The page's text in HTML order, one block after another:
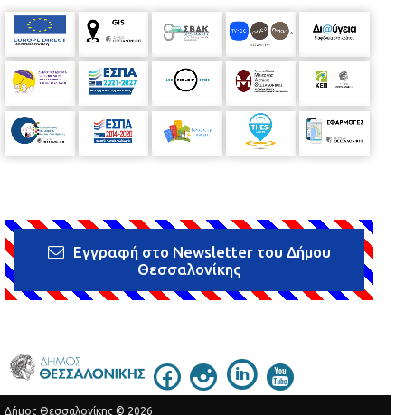
Εγγραφή στο Newsletter του Δήμου
Θεσσαλονίκης
Δήμος Θεσσαλονίκης © 2026